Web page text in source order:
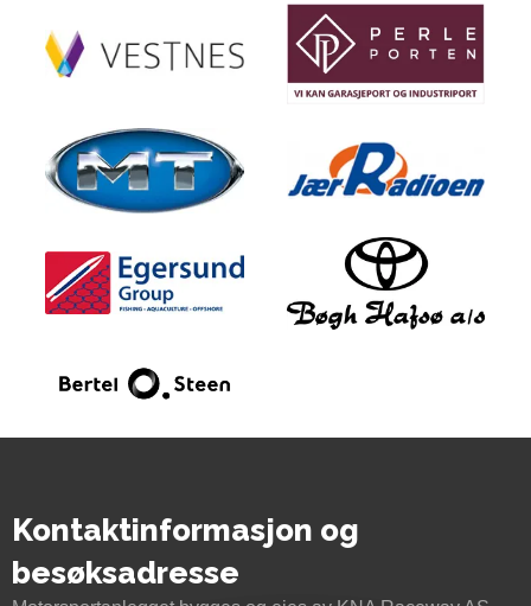
Kontaktinformasjon og
besøksadresse